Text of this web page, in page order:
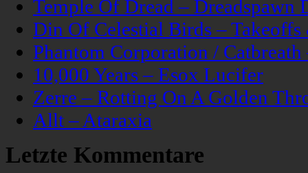
Temple Of Dread – Dreadspawn
Din Of Celestial Birds –
Phantom Corporation /
10,000 Years – Esox Lucifer
Zerre – Rotting On A Golden
Allt – Ataraxia
Letzte Kommentare